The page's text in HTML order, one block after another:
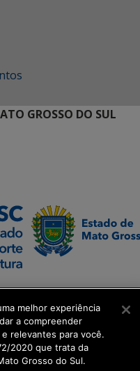
GROSSO DO SUL
melhor experiência
a compreender
relevantes para você.
2020 que trata da
Grosso do Sul.